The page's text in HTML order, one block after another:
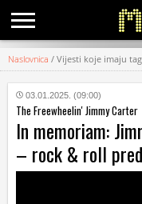
KATEGORIJE
HRVATSKI
WEB
Naslovnica / Vijesti koje imaju tag
03.01.2025. (09:00)
The Freewheelin' Jimmy Carter
In memoriam:
– rock & roll